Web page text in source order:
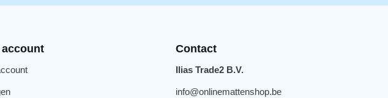
Contact
Ilias Trade2 B.V.
info@onlinemattenshop.be